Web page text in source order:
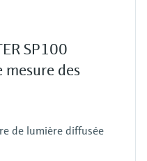
SP100
des
de lumière diffusée